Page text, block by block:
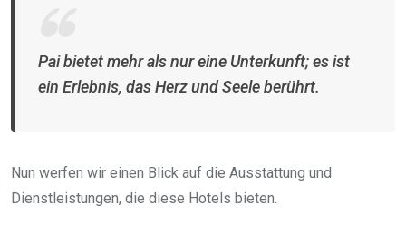
Pai bietet mehr als nur eine Unterkunft; es ist
ein Erlebnis, das Herz und Seele berührt.
Nun werfen wir einen Blick auf die Ausstattung und
Dienstleistungen, die diese Hotels bieten.